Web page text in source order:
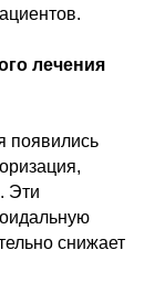
лечения
появились
Эти
снижает